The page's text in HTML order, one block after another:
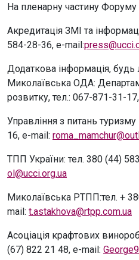
На пленарну частину Форуму
Акредитація ЗМІ та
584-28-36, e-mail:
Додаткова інформація, будь
Миколаївська ОДА:
розвитку, тел.: 067-871-31-
Управління з питань туризму
16, е-mail:
ТПП України: тел. 380 (44)
ol@ucci.org.ua
Миколаївська РТПП:тел. +
mail: t.astakhova@rtpp.com.ua
Асоціація крафтових
(67) 822 21 48, e-mail: